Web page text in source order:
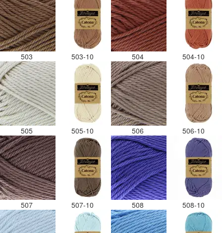
503 503-10 504 504-10
505 505-10 506 506-10
507 507-10 508 508-10